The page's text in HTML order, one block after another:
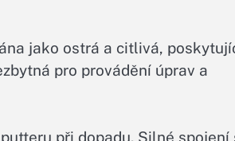
jako ostrá a citlivá,
pro provádění úprav a
při dopadu. Silné spojení